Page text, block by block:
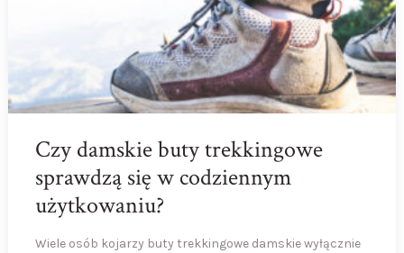
Czy damskie buty trekkingowe
sprawdzą się w codziennym
użytkowaniu?
Wiele osób kojarzy buty trekkingowe damskie wyłącznie